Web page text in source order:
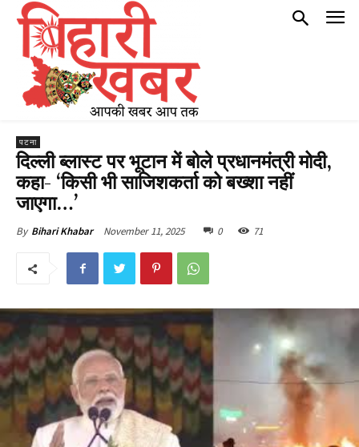
पटना
दिल्ली ब्लास्ट पर भूटान में बोले प्रधानमंत्री मोदी,
कहा- ‘किसी भी साजिशकर्ता को बख्शा नहीं
जाएगा…’
By Bihari Khabar November 11, 2025 0 71